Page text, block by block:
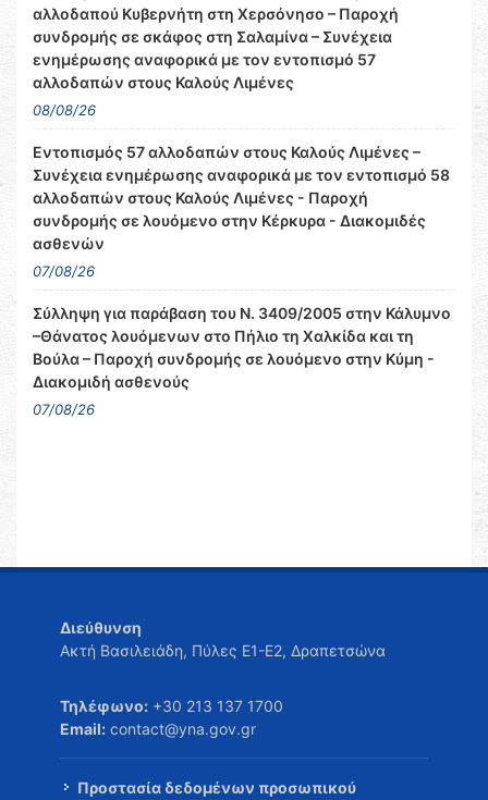
αλλοδαπού Κυβερνήτη στη Χερσόνησο – Παροχή
συνδρομής σε σκάφος στη Σαλαμίνα – Συνέχεια
ενημέρωσης αναφορικά με τον εντοπισμό 57
αλλοδαπών στους Καλούς Λιμένες
08/08/26
Εντοπισμός 57 αλλοδαπών στους Καλούς Λιμένες –
Συνέχεια ενημέρωσης αναφορικά με τον εντοπισμό 58
αλλοδαπών στους Καλούς Λιμένες - Παροχή
συνδρομής σε λουόμενο στην Κέρκυρα - Διακομιδές
ασθενών
07/08/26
Σύλληψη για παράβαση του Ν. 3409/2005 στην Κάλυμνο
–Θάνατος λουόμενων στο Πήλιο τη Χαλκίδα και τη
Βούλα – Παροχή συνδρομής σε λουόμενο στην Κύμη -
Διακομιδή ασθενούς
07/08/26
Διεύθυνση
Ακτή Βασιλειάδη, Πύλες Ε1-Ε2, Δραπετσώνα
Τηλέφωνο: +30 213 137 1700
Email: contact@yna.gov.gr
Προστασία δεδομένων προσωπικού